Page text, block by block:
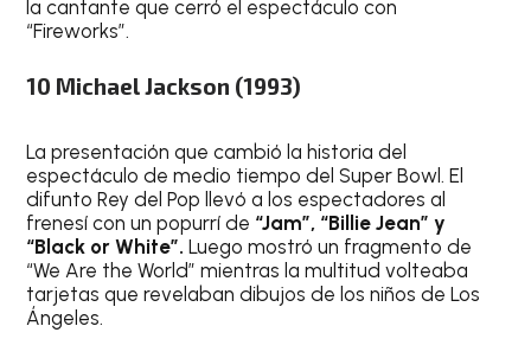
la cantante que cerró el espectáculo con
“Fireworks”.
10 Michael Jackson (1993)
La presentación que cambió la historia del
espectáculo de medio tiempo del Super Bowl. El
difunto Rey del Pop llevó a los espectadores al
frenesí con un popurrí de “Jam”, “Billie Jean” y
“Black or White”. Luego mostró un fragmento de
“We Are the World” mientras la multitud volteaba
tarjetas que revelaban dibujos de los niños de Los
Ángeles.